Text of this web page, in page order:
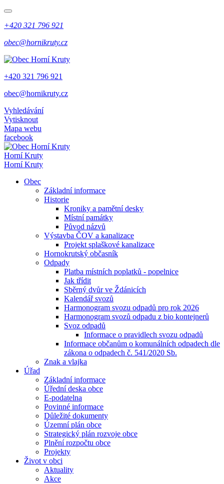
+420 321 796 921
obec@hornikruty.cz
+420 321 796 921
obec@hornikruty.cz
Vyhledávání
Vytisknout
Mapa webu
facebook
Horní Kruty
Horní Kruty
Obec
Základní informace
Historie
Kroniky a pamětní desky
Místní památky
Původ názvů
Výstavba ČOV a kanalizace
Projekt splaškové kanalizace
Hornokrutský občasník
Odpady
Platba místních poplatků - popelnice
Jak třídit
Sběrný dvůr ve Ždánicích
Kalendář svozů
Harmonogram svozu odpadů pro rok 2026
Harmonogram svozů odpadu z bio kontejnerů
Svoz odpadů
Informace o pravidlech svozu odpadů
Informace občanům o komunálních odpadech dle
zákona o odpadech č. 541/2020 Sb.
Znak a vlajka
Úřad
Základní informace
Úřední deska obce
E-podatelna
Povinné informace
Důležité dokumenty
Územní plán obce
Strategický plán rozvoje obce
Plnění rozpočtu obce
Projekty
Život v obci
Aktuality
Akce